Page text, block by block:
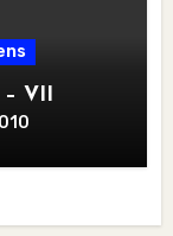
VII